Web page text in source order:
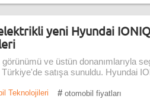
yeni Hyundai
görünümü ve üstün donanımlarıyla
Türkiye'de satışa sunuldu. Hyundai
Teknolojileri # otomobil fiyatları